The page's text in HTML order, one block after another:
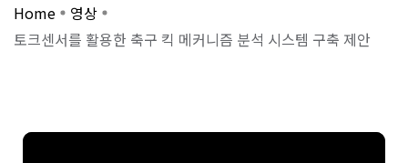
Home
영상
토크센서를 활용한 축구 킥 메커니즘 분석 시스템 구축 제안